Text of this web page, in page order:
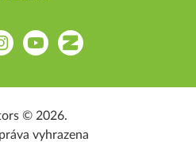
YouTubeZonerama
© 2026.
vyhrazena